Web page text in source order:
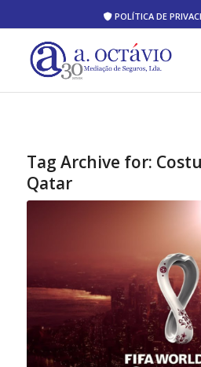
POLÍTICA DE
Tag Archive for:
Qatar